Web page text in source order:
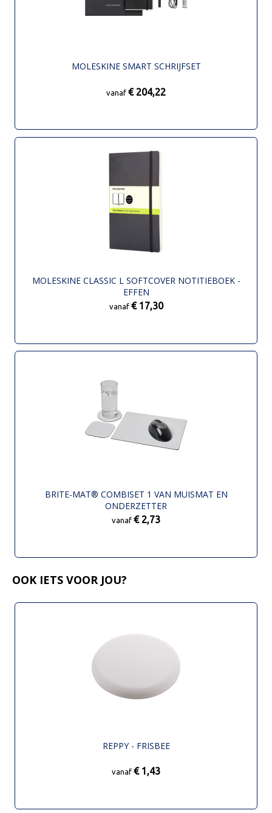
MOLESKINE SMART SCHRIJFSET
vanaf € 204,22
MOLESKINE CLASSIC L SOFTCOVER NOTITIEBOEK -
EFFEN
vanaf € 17,30
BRITE-MAT® COMBISET 1 VAN MUISMAT EN
ONDERZETTER
vanaf € 2,73
OOK IETS VOOR JOU?
REPPY - FRISBEE
vanaf € 1,43